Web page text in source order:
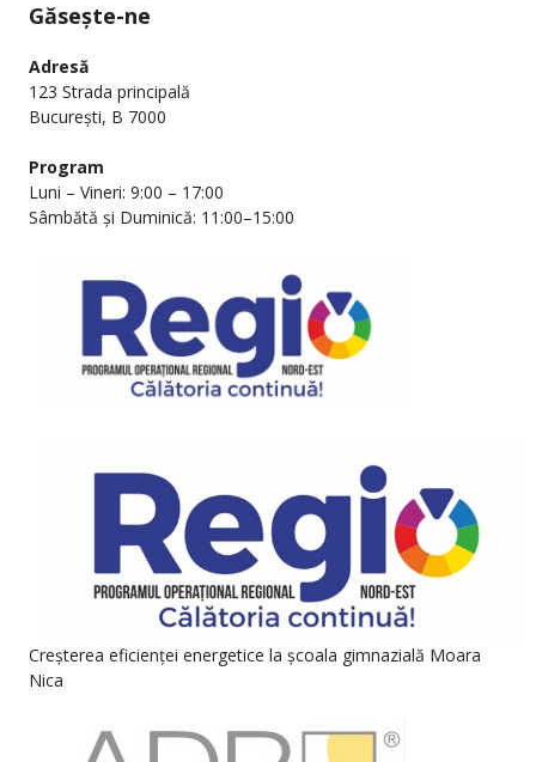
Găsește-ne
Adresă
123 Strada principală
București, B 7000
Program
Luni – Vineri: 9:00 – 17:00
Sâmbătă și Duminică: 11:00–15:00
Creșterea eficienței energetice la școala gimnazială Moara
Nica